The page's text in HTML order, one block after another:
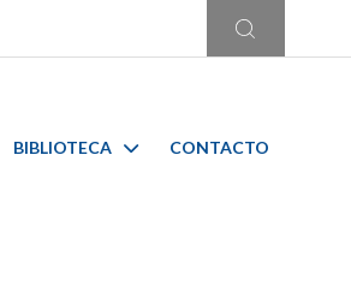
BIBLIOTECA CONTACTO